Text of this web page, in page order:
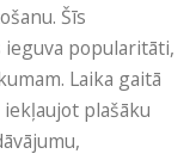
Šīs
popularitāti,
Laika gaitā
plašāku